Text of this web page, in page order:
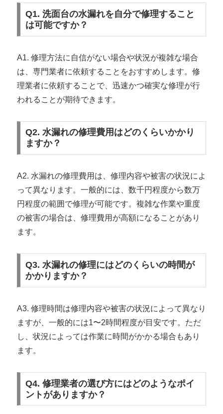
Q1. 洗面台の水漏れを自分で修理すること
は可能ですか？
A1. 修理方法に自信がない場合や状況が複雑な場合
は、専門業者に依頼することをおすすめします。修
理業者に依頼することで、迅速かつ確実な修理が行
われることが期待できます。
Q2. 水漏れの修理費用はどのくらいかかり
ますか？
A2. 水漏れの修理費用は、修理内容や被害の状況によ
って異なります。一般的には、数千円程度から数万
円程度の範囲で修理が可能です。複雑な作業や重度
の被害の場合は、修理費用が高額になることがあり
ます。
Q3. 水漏れの修理にはどのくらいの時間が
かかりますか？
A3. 修理時間は修理内容や被害の状況によって異なり
ますが、一般的には1〜2時間程度が目安です。ただ
し、状況によっては作業に時間がかかる場合もあり
ます。
Q4. 修理業者の選び方にはどのようなポイ
ントがありますか？